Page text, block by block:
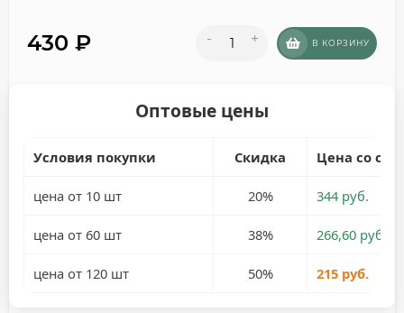
430 ₽ - + В КОРЗИНУ
Оптовые цены
Условия покупки Скидка Цена со
цена от 10 шт 20% 344 руб.
цена от 60 шт 38% 266,60 руб.
цена от 120 шт 50% 215 руб.